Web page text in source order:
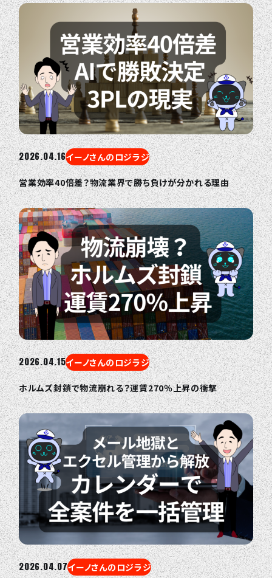
2026.04.16イーノさんのロジラジ
営業効率40倍差？物流業界で勝ち負けが分かれる理由
2026.04.15イーノさんのロジラジ
ホルムズ封鎖で物流崩れる？運賃270％上昇の衝撃
2026.04.07イーノさんのロジラジ